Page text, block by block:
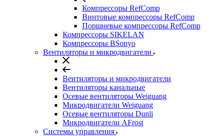
Компрессоры RefComp
Винтовые компрессоры RefComp
Поршневые компрессоры RefComp
Компрессоры SIKELAN
Компрессоры BSonyo
Вентиляторы и микродвигатели
Вентиляторы и микродвигатели
Вентиляторы канальные
Осевые вентиляторы Weiguang
Микродвигатели Weiguang
Осевые вентиляторы Dunli
Микродвигатели AFrost
Системы управления